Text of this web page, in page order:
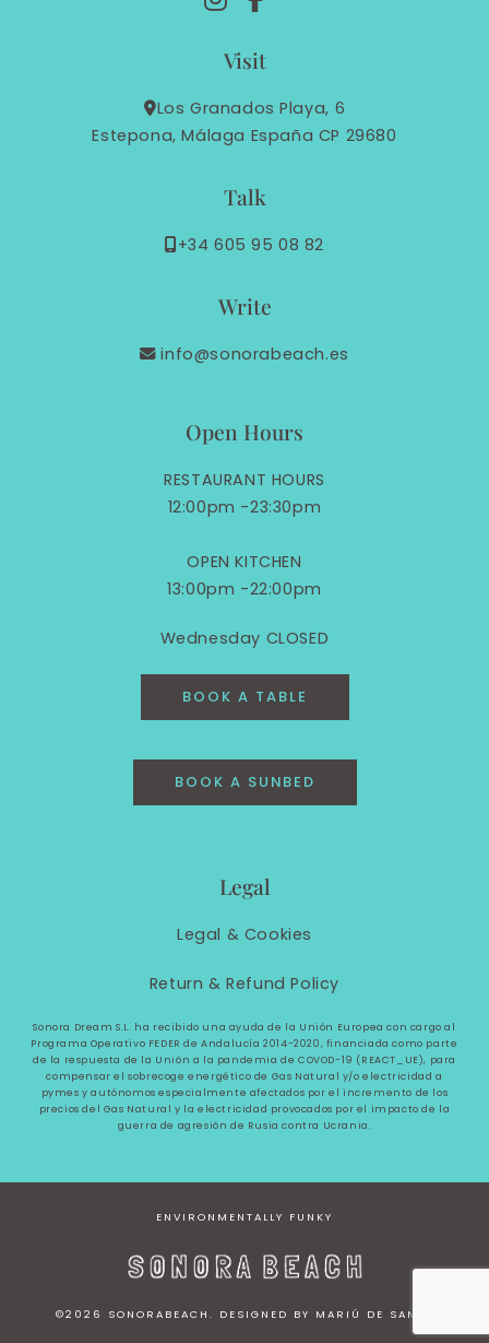
Visit
Los Granados Playa, 6
Estepona, Málaga España CP 29680
Talk
+34 605 95 08 82
Write
info@sonorabeach.es
Open Hours
RESTAURANT HOURS
12:00pm -23:30pm
OPEN KITCHEN
13:00pm -22:00pm
Wednesday CLOSED
BOOK A TABLE
BOOK A SUNBED
Legal
Legal & Cookies
Return & Refund Policy
Sonora Dream S.L. ha recibido una ayuda de la Unión Europea con cargo al
Programa Operativo FEDER de Andalucía 2014-2020, financiada como parte
de la respuesta de la Unión a la pandemia de COVOD-19 (REACT_UE), para
compensar el sobrecoge energético de Gas Natural y/o electricidad a
pymes y autónomos especialmente afectados por el incremento de los
precios del Gas Natural y la electricidad provocados por el impacto de la
guerra de agresión de Rusia contra Ucrania.
ENVIRONMENTALLY FUNKY
©2026 SONORABEACH . DESIGNED BY MARIÚ DE SANTO